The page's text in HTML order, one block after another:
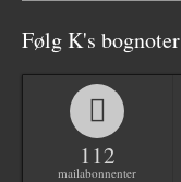
Følg K's bognoter
112
mailabonnenter